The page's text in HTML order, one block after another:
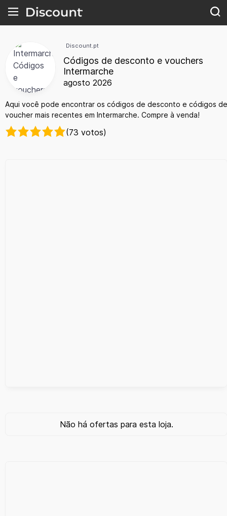
Discount.pt
Códigos de desconto e vouchers
Intermarche
agosto 2026
Aqui você pode encontrar os códigos de desconto e códigos de
voucher mais recentes em Intermarche. Compre à venda!
(73 votos)
Não há ofertas para esta loja.